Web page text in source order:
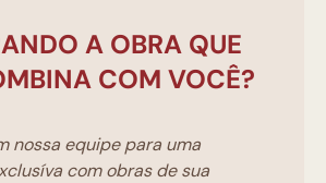
A OBRA QUE
COM VOCÊ?
nossa equipe para uma
com obras de sua